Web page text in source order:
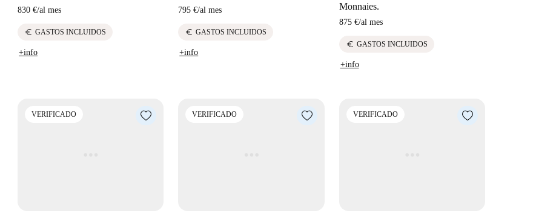
830 €/al mes
euro GASTOS INCLUIDOS
+info
795 €/al mes
euro GASTOS INCLUIDOS
+info
Monnaies.
875 €/al mes
euro GASTOS INCLUIDOS
+info
VERIFICADO VERIFICADO VERIFICADO